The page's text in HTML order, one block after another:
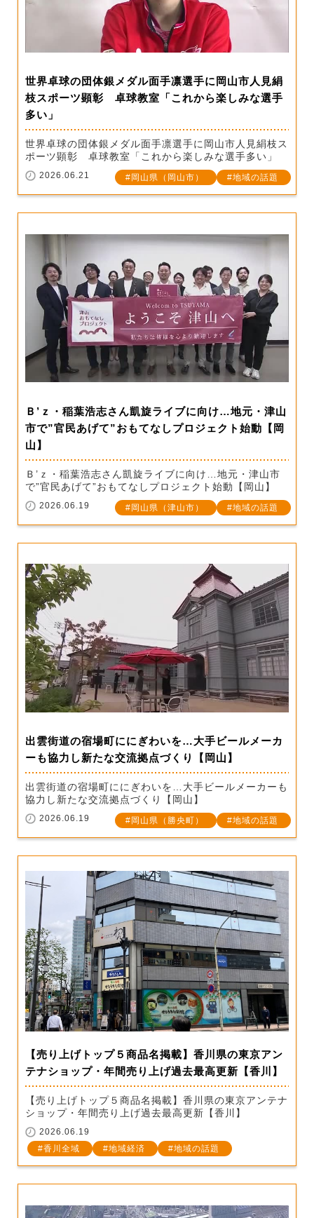
世界卓球の団体銀メダル面手凛選手に岡山市人見絹
枝スポーツ顕彰 卓球教室「これから楽しみな選手
多い」
世界卓球の団体銀メダル面手凛選手に岡山市人見絹枝ス
ポーツ顕彰 卓球教室「これから楽しみな選手多い」
2026.06.21 岡山県（岡山市） 地域の話題
Ｂ’ｚ・稲葉浩志さん凱旋ライブに向け…地元・津山
市で”官民あげて”おもてなしプロジェクト始動【岡
山】
Ｂ’ｚ・稲葉浩志さん凱旋ライブに向け…地元・津山市
で”官民あげて”おもてなしプロジェクト始動【岡山】
2026.06.19 岡山県（津山市） 地域の話題
出雲街道の宿場町ににぎわいを…大手ビールメーカ
ーも協力し新たな交流拠点づくり【岡山】
出雲街道の宿場町ににぎわいを…大手ビールメーカーも
協力し新たな交流拠点づくり【岡山】
2026.06.19 岡山県（勝央町） 地域の話題
【売り上げトップ５商品名掲載】香川県の東京アン
テナショップ・年間売り上げ過去最高更新【香川】
【売り上げトップ５商品名掲載】香川県の東京アンテナ
ショップ・年間売り上げ過去最高更新【香川】
2026.06.19
香川全域
地域経済 地域の話題